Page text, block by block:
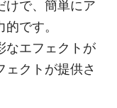
けで、簡単にア
です。
なエフェクトが
ェクトが提供さ